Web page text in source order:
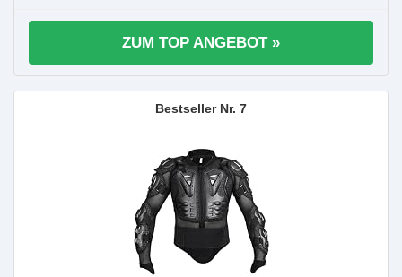
ZUM TOP ANGEBOT »
7